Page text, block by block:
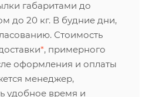
габаритами до
до 20 кг. В будние дни,
Стоимость
*, примерного
оформления и оплаты
менеджер,
удобное время и